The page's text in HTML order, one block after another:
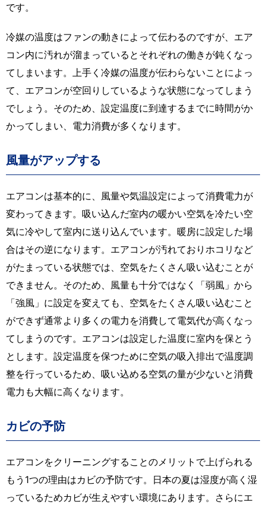
です。
冷媒の温度はファンの動きによって伝わるのですが、エア
コン内に汚れが溜まっているとそれぞれの働きが鈍くなっ
てしまいます。上手く冷媒の温度が伝わらないことによっ
て、エアコンが空回りしているような状態になってしまう
でしょう。そのため、設定温度に到達するまでに時間がか
かってしまい、電力消費が多くなります。
風量がアップする
エアコンは基本的に、風量や気温設定によって消費電力が
変わってきます。吸い込んだ室内の暖かい空気を冷たい空
気に冷やして室内に送り込んでいます。暖房に設定した場
合はその逆になります。エアコンが汚れておりホコリなど
がたまっている状態では、空気をたくさん吸い込むことが
できません。そのため、風量も十分ではなく「弱風」から
「強風」に設定を変えても、空気をたくさん吸い込むこと
ができず通常より多くの電力を消費して電気代が高くなっ
てしまうのです。エアコンは設定した温度に室内を保とう
とします。設定温度を保つために空気の吸入排出で温度調
整を行っているため、吸い込める空気の量が少ないと消費
電力も大幅に高くなります。
カビの予防
エアコンをクリーニングすることのメリットで上げられる
もう1つの理由はカビの予防です。日本の夏は湿度が高く湿
っているためカビが生えやすい環境にあります。さらにエ